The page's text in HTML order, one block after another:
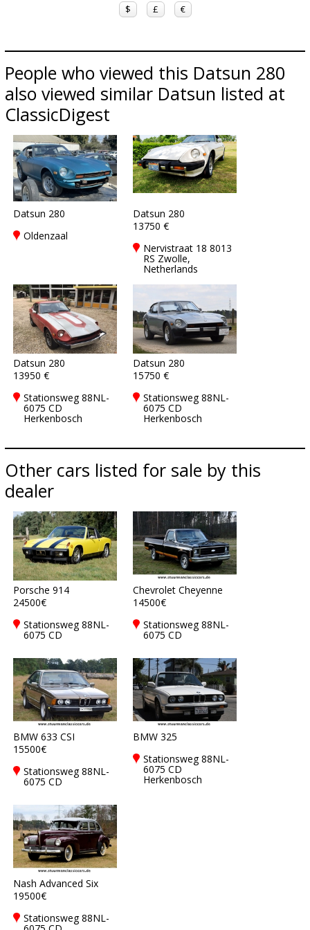
$ £ €
People who viewed this Datsun 280
also viewed similar Datsun listed at
ClassicDigest
Datsun 280
Oldenzaal
Datsun 280
13750 €
Nervistraat 18 8013
RS Zwolle,
Netherlands
Datsun 280
13950 €
Stationsweg 88NL-
6075 CD
Herkenbosch
Datsun 280
15750 €
Stationsweg 88NL-
6075 CD
Herkenbosch
Other cars listed for sale by this
dealer
Porsche 914
24500€
Stationsweg 88NL-
6075 CD
Chevrolet Cheyenne
14500€
Stationsweg 88NL-
6075 CD
BMW 633 CSI
15500€
Stationsweg 88NL-
6075 CD
BMW 325
Stationsweg 88NL-
6075 CD
Herkenbosch
Nash Advanced Six
19500€
Stationsweg 88NL-